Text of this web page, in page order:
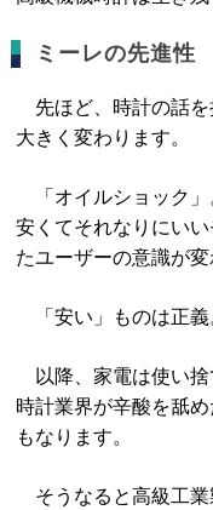
ミーレの先進性
先ほど、時計の話を
大きく変わります。
「オイルショック」
安くてそれなりにい
たユーザーの意識が変
「安い」ものは正義
以降、家電は使い捨
時計業界が辛酸を舐
もなります。
そうなると高級工業